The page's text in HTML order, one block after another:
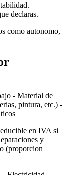
declaras.
como autonomo,
- Material de
pintura, etc.) -
en IVA si
y
(proporcion